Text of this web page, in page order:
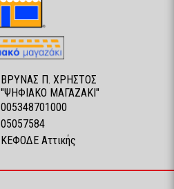
ΒΡΥΝΑΣ Π. ΧΡΗΣΤΟΣ
"ΨΗΦΙΑΚΟ ΜΑΓΑΖΑΚΙ"
005348701000
05057584
ΚΕΦΟΔΕ Αττικής